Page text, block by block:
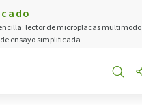
lector de microplacas multimodo
ensayo simplificada